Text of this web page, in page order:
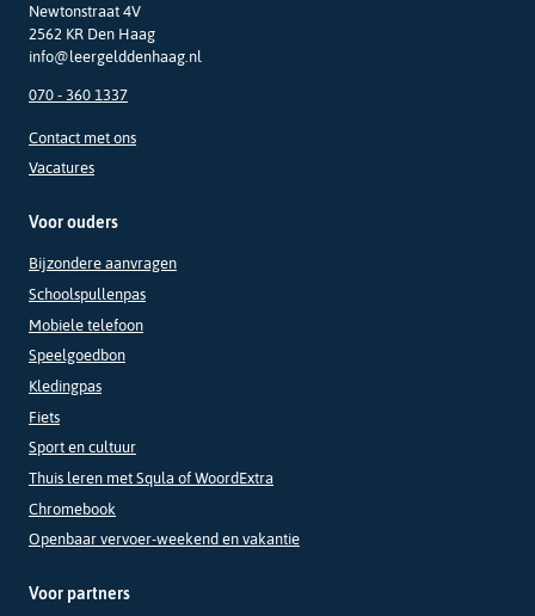
Newtonstraat 4V
2562 KR Den Haag
info@leergelddenhaag.nl
070 - 360 1337
Contact met ons
Vacatures
Voor ouders
Bijzondere aanvragen
Schoolspullenpas
Mobiele telefoon
Speelgoedbon
Kledingpas
Fiets
Sport en cultuur
Thuis leren met Squla of WoordExtra
Chromebook
Openbaar vervoer-weekend en vakantie
Voor partners